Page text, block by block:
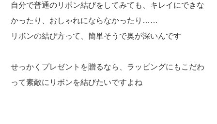
自分で普通のリボン結びをしてみても、キレイにできな
かったり、おしゃれにならなかったり……
リボンの結び方って、簡単そうで奥が深いんです
せっかくプレゼントを贈るなら、ラッピングにもこだわ
って素敵にリボンを結びたいですよね